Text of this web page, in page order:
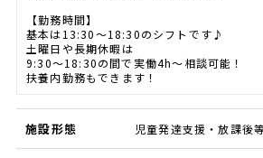
【勤務時間】
基本は13:30～18:30のシフトです♪
土曜日や長期休暇は
9:30～18:30の間で実働4h～相談可能！
扶養内勤務もできます！
施設形態 児童発達支援・放課後